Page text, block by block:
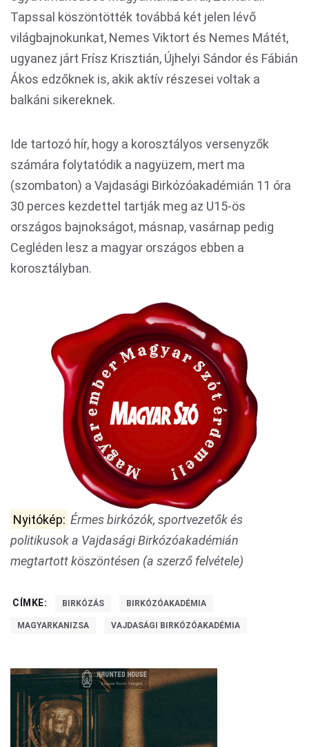
Tapssal köszöntötték továbbá két jelen lévő
világbajnokunkat, Nemes Viktort és Nemes Mátét,
ugyanez járt Frísz Krisztián, Újhelyi Sándor és Fábián
Ákos edzőknek is, akik aktív részesei voltak a
balkáni sikereknek.
Ide tartozó hír, hogy a korosztályos versenyzők
számára folytatódik a nagyüzem, mert ma
(szombaton) a Vajdasági Birkózóakadémián 11 óra
30 perces kezdettel tartják meg az U15-ös
országos bajnokságot, másnap, vasárnap pedig
Cegléden lesz a magyar országos ebben a
korosztályban.
Nyitókép: Érmes birkózók, sportvezetők és
politikusok a Vajdasági Birkózóakadémián
megtartott köszöntésen (a szerző felvétele)
CÍMKE: BIRKÓZÁS BIRKÓZÓAKADÉMIA
MAGYARKANIZSA VAJDASÁGI BIRKÓZÓAKADÉMIA